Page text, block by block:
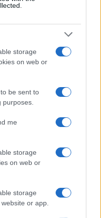
storage
on web or
be sent to
me
storage
on web or
storage
or app.
keményebb
Teheránnal
fegyverkezési
államok és más
az Egyesült
s a
is
álláspontján van.
Teheránt, hogy
és a közel-keleti
Ezzel az